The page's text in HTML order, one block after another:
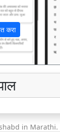
करा
in Marathi.